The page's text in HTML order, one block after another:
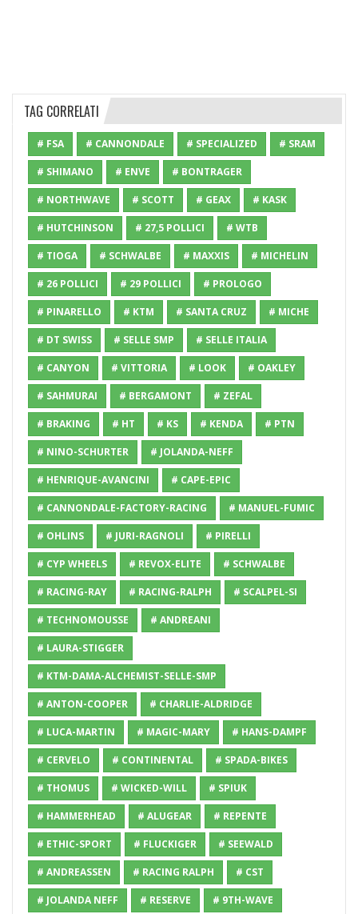
TAG CORRELATI
# FSA # CANNONDALE # SPECIALIZED # SRAM
# SHIMANO # ENVE # BONTRAGER
# NORTHWAVE # SCOTT # GEAX # KASK
# HUTCHINSON # 27,5 POLLICI # WTB
# TIOGA # SCHWALBE # MAXXIS # MICHELIN
# 26 POLLICI # 29 POLLICI # PROLOGO
# PINARELLO # KTM # SANTA CRUZ # MICHE
# DT SWISS # SELLE SMP # SELLE ITALIA
# CANYON # VITTORIA # LOOK # OAKLEY
# SAHMURAI # BERGAMONT # ZEFAL
# BRAKING # HT # KS # KENDA # PTN
# NINO-SCHURTER # JOLANDA-NEFF
# HENRIQUE-AVANCINI # CAPE-EPIC
# CANNONDALE-FACTORY-RACING # MANUEL-FUMIC
# OHLINS # JURI-RAGNOLI # PIRELLI
# CYP WHEELS # REVOX-ELITE # SCHWALBE
# RACING-RAY # RACING-RALPH # SCALPEL-SI
# TECHNOMOUSSE # ANDREANI
# LAURA-STIGGER
# KTM-DAMA-ALCHEMIST-SELLE-SMP
# ANTON-COOPER # CHARLIE-ALDRIDGE
# LUCA-MARTIN # MAGIC-MARY # HANS-DAMPF
# CERVELO # CONTINENTAL # SPADA-BIKES
# THOMUS # WICKED-WILL # SPIUK
# HAMMERHEAD # ALUGEAR # REPENTE
# ETHIC-SPORT # FLUCKIGER # SEEWALD
# ANDREASSEN # RACING RALPH # CST
# JOLANDA NEFF # RESERVE # 9TH-WAVE